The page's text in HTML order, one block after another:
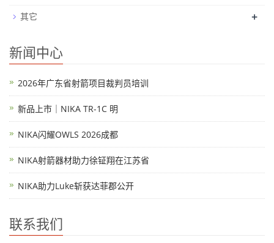
其它
+
新闻中心
2026年广东省射箭项目裁判员培训
新品上市｜NIKA TR-1C 明
NIKA闪耀OWLS 2026成都
NIKA射箭器材助力徐钲翔在江苏省
NIKA助力Luke斩获达菲郡公开
联系我们